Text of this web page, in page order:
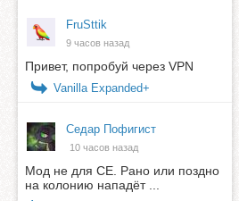
FruSttik
9 часов назад
Привет, попробуй через VPN
Vanilla Expanded+
Седар Пофигист
10 часов назад
Мод не для СЕ. Рано или поздно
на колонию нападёт ...